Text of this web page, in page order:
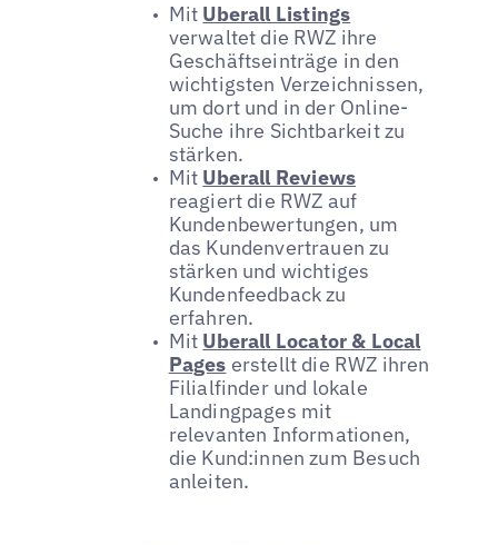
Mit Uberall Listings
verwaltet die RWZ ihre
Geschäftseinträge in den
wichtigsten Verzeichnissen,
um dort und in der Online-
Suche ihre Sichtbarkeit zu
stärken.
Mit Uberall Reviews
reagiert die RWZ auf
Kundenbewertungen, um
das Kundenvertrauen zu
stärken und wichtiges
Kundenfeedback zu
erfahren.
Mit Uberall Locator & Local
Pages erstellt die RWZ ihren
Filialfinder und lokale
Landingpages mit
relevanten Informationen,
die Kund:innen zum Besuch
anleiten.